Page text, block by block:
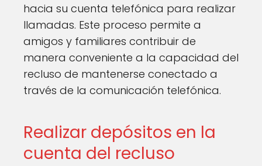
hacia su cuenta telefónica para realizar
llamadas. Este proceso permite a
amigos y familiares contribuir de
manera conveniente a la capacidad del
recluso de mantenerse conectado a
través de la comunicación telefónica.
Realizar depósitos en la
cuenta del recluso